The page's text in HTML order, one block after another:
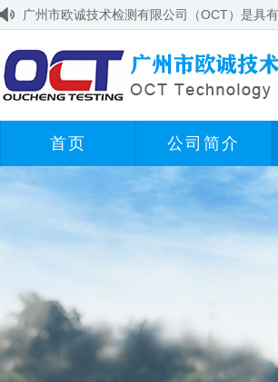
广州市欧诚技术检测有限公司（OCT）是具
首页 公司简介